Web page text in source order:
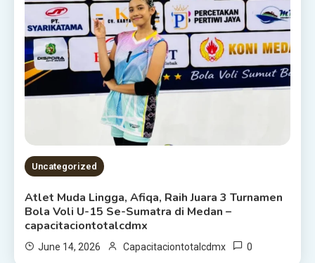
Uncategorized
Atlet Muda Lingga, Afiqa, Raih Juara 3 Turnamen
Bola Voli U-15 Se-Sumatra di Medan –
capacitaciontotalcdmx
June 14, 2026 Capacitaciontotalcdmx 0